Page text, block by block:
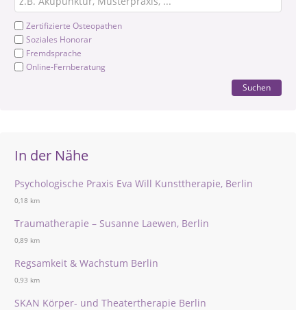
Zertifizierte Osteopathen
Soziales Honorar
Fremdsprache
Online-Fernberatung
Suchen
In der Nähe
Psychologische Praxis Eva Will Kunsttherapie, Berlin
0,18 km
Traumatherapie – Susanne Laewen, Berlin
0,89 km
Regsamkeit & Wachstum Berlin
0,93 km
SKAN Körper- und Theatertherapie Berlin